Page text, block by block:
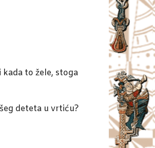
to žele, stoga
deteta u vrtiću?